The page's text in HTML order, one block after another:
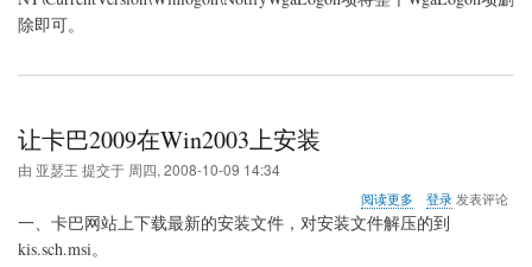
除即可。
让卡巴2009在Win2003上安装
由 亚瑟王 提交于 周四, 2008-10-09 14:34
阅读更多
于
让
登录发表评论
一、卡巴网站上下载最新的安装文件，对安装文件解压的到
kis.sch.msi。